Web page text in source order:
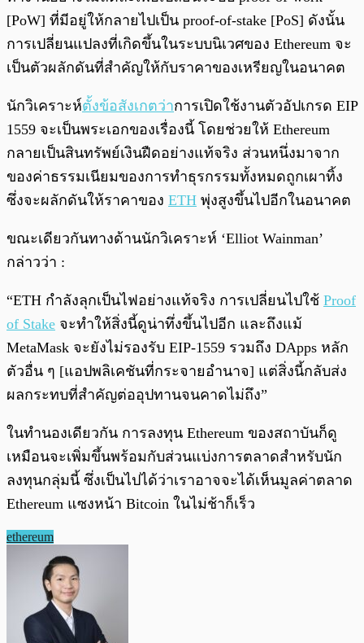
[PoW] ที่มีอยู่ให้กลายไปเป็น proof-of-stake [PoS] ดังนั้น
การเปลี่ยนแปลงที่เกิดขึ้นในระบบนิเวศของ Ethereum จะ
เป็นตัวผลักดันที่สำคัญให้กับราคาของเหรียญในอนาคต
นักวิเคราะห์ตั้งข้อสังเกตว่าการเปิดใช้งานตัวอัปเกรด EIP
1559 จะเป็นพระเอกของเรื่องนี้ โดยช่วยให้ Ethereum
กลายเป็นสินทรัพย์เงินฝืดอย่างแท้จริง ส่วนหนึ่งมาจาก
ของค่าธรรมเนียมของการทำธุรกรรมทั้งหมดถูกเผาทิ้ง
ซึ่งจะผลักดันให้ราคาของ ETH พุ่งสูงขึ้นไปอีกในอนาคต
ขณะเดียวกันทางด้านนักวิเคราะห์ ‘Elliot Wainman’
กล่าวว่า :
“ETH กำลังลุกเป็นไฟอย่างแท้จริง การเปลี่ยนไปใช้ Proof
of Stake จะทำให้สิ่งนี้ดูน่าทึ่งขึ้นไปอีก และถึงแม้
MetaMask จะยังไม่รองรับ EIP-1559 รวมถึง DApps หลัก
ตัวอื่น ๆ [แอปพลิเคชันที่กระจายอำนาจ] แต่สิ่งนี้กลับส่ง
ผลกระทบที่สำคัญต่ออุปทานจนคาดไม่ถึง”
ในทำนองเดียวกัน การลงทุน Ethereum ของสถาบันก็ดู
เหมือนจะเพิ่มขึ้นพร้อมกับส่วนแบ่งการตลาดสำหรับนัก
ลงทุนกลุ่มนี้ ซึ่งเป็นไปได้ว่าเราอาจจะได้เห็นมูลค่าตลาด
Ethereum แซงหน้า Bitcoin ในไม่ช้าก็เร็ว
ethereum